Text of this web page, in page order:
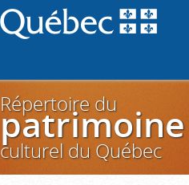
Répertoire du
patrimoine
culturel du Québec